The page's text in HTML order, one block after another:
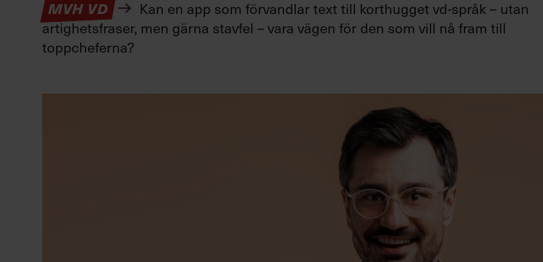
MVH VD
Kan en app som förvandlar text till korthugget vd-språk – utan
artighetsfraser, men gärna stavfel – vara vägen för den som vill nå fram till
toppcheferna?